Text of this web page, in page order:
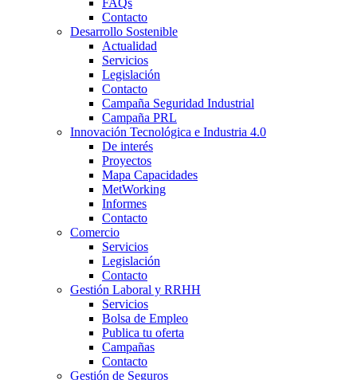
FAQs
Contacto
Desarrollo Sostenible
Actualidad
Servicios
Legislación
Contacto
Campaña Seguridad Industrial
Campaña PRL
Innovación Tecnológica e Industria 4.0
De interés
Proyectos
Mapa Capacidades
MetWorking
Informes
Contacto
Comercio
Servicios
Legislación
Contacto
Gestión Laboral y RRHH
Servicios
Bolsa de Empleo
Publica tu oferta
Campañas
Contacto
Gestión de Seguros